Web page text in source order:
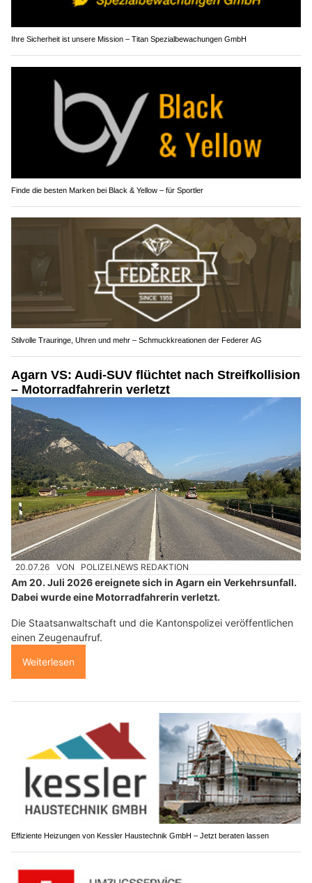
Ihre Sicherheit ist unsere Mission – Titan Spezialbewachungen GmbH
Finde die besten Marken bei Black & Yellow – für Sportler
Stilvolle Trauringe, Uhren und mehr – Schmuckkreationen der Federer AG
Agarn VS: Audi-SUV flüchtet nach Streifkollision
– Motorradfahrerin verletzt
20.07.26 VON POLIZEI.NEWS REDAKTION
Am 20. Juli 2026 ereignete sich in Agarn ein Verkehrsunfall.
Dabei wurde eine Motorradfahrerin verletzt.
Die Staatsanwaltschaft und die Kantonspolizei veröffentlichen
einen Zeugenaufruf.
Weiterlesen
Effiziente Heizungen von Kessler Haustechnik GmbH – Jetzt beraten lassen